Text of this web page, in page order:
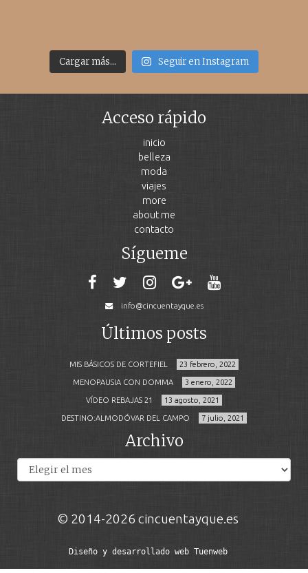
Cargar más... Seguir en Instagram
Acceso rápido
inicio
belleza
moda
viajes
more
about me
contacto
Sígueme
info@cincuentayque.es
Últimos posts
MIS BÁSICOS DE CORTEFIEL 23 febrero, 2022
MENOPAUSIA CON DOMMA 3 enero, 2022
VÍDEO REBAJAS 21 13 agosto, 2021
DESTINO:ALMODÓVAR DEL CAMPO 7 julio, 2021
Archivo
© 2014-2026 cincuentayque.es
Diseño y desarrollado web Tuenweb